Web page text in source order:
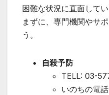
困難な状況に直面して
まずに、専門機関やサ
う。
自殺予防
TELL: 03-
いのちの電